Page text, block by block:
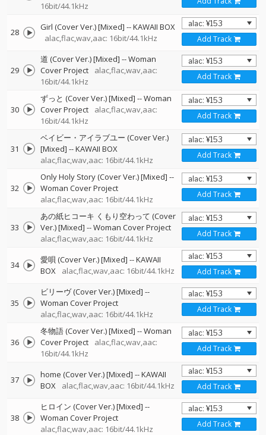
16bit/44.1kHz
28 Girl (Cover Ver.) [Mixed] --KAWAII BOX
alac,flac,wav,aac: 16bit/44.1kHz
Add Track
29
道 (Cover Ver.) [Mixed] --Woman
Cover Project
alac,flac,wav,aac:
16bit/44.1kHz
Add Track
30
ずっと (Cover Ver.) [Mixed] --Woman
Cover Project
alac,flac,wav,aac:
16bit/44.1kHz
Add Track
31
ベイビー・アイラブユー (Cover Ver.)
[Mixed] --KAWAII BOX
alac,flac,wav,aac: 16bit/44.1kHz
Add Track
32
Only Holy Story (Cover Ver.) [Mixed] --
Woman Cover Project
alac,flac,wav,aac: 16bit/44.1kHz
Add Track
33
あの紙ヒコーキ くもり空わって (Cover
Ver.) [Mixed] --Woman Cover Project
alac,flac,wav,aac: 16bit/44.1kHz
Add Track
34 愛唄 (Cover Ver.) [Mixed] --KAWAII
BOX
alac,flac,wav,aac: 16bit/44.1kHz Add Track
35
ビリーヴ (Cover Ver.) [Mixed] --
Woman Cover Project
alac,flac,wav,aac: 16bit/44.1kHz
Add Track
36
冬物語 (Cover Ver.) [Mixed] --Woman
Cover Project
alac,flac,wav,aac:
16bit/44.1kHz
Add Track
37 home (Cover Ver.) [Mixed] --KAWAII
BOX
alac,flac,wav,aac: 16bit/44.1kHz Add Track
38
ヒロイン (Cover Ver.) [Mixed] --
Woman Cover Project
alac,flac,wav,aac: 16bit/44.1kHz
Add Track